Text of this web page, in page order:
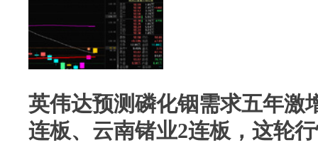
英伟达预测磷化铟需求五年激
连板、云南锗业2连板，这轮